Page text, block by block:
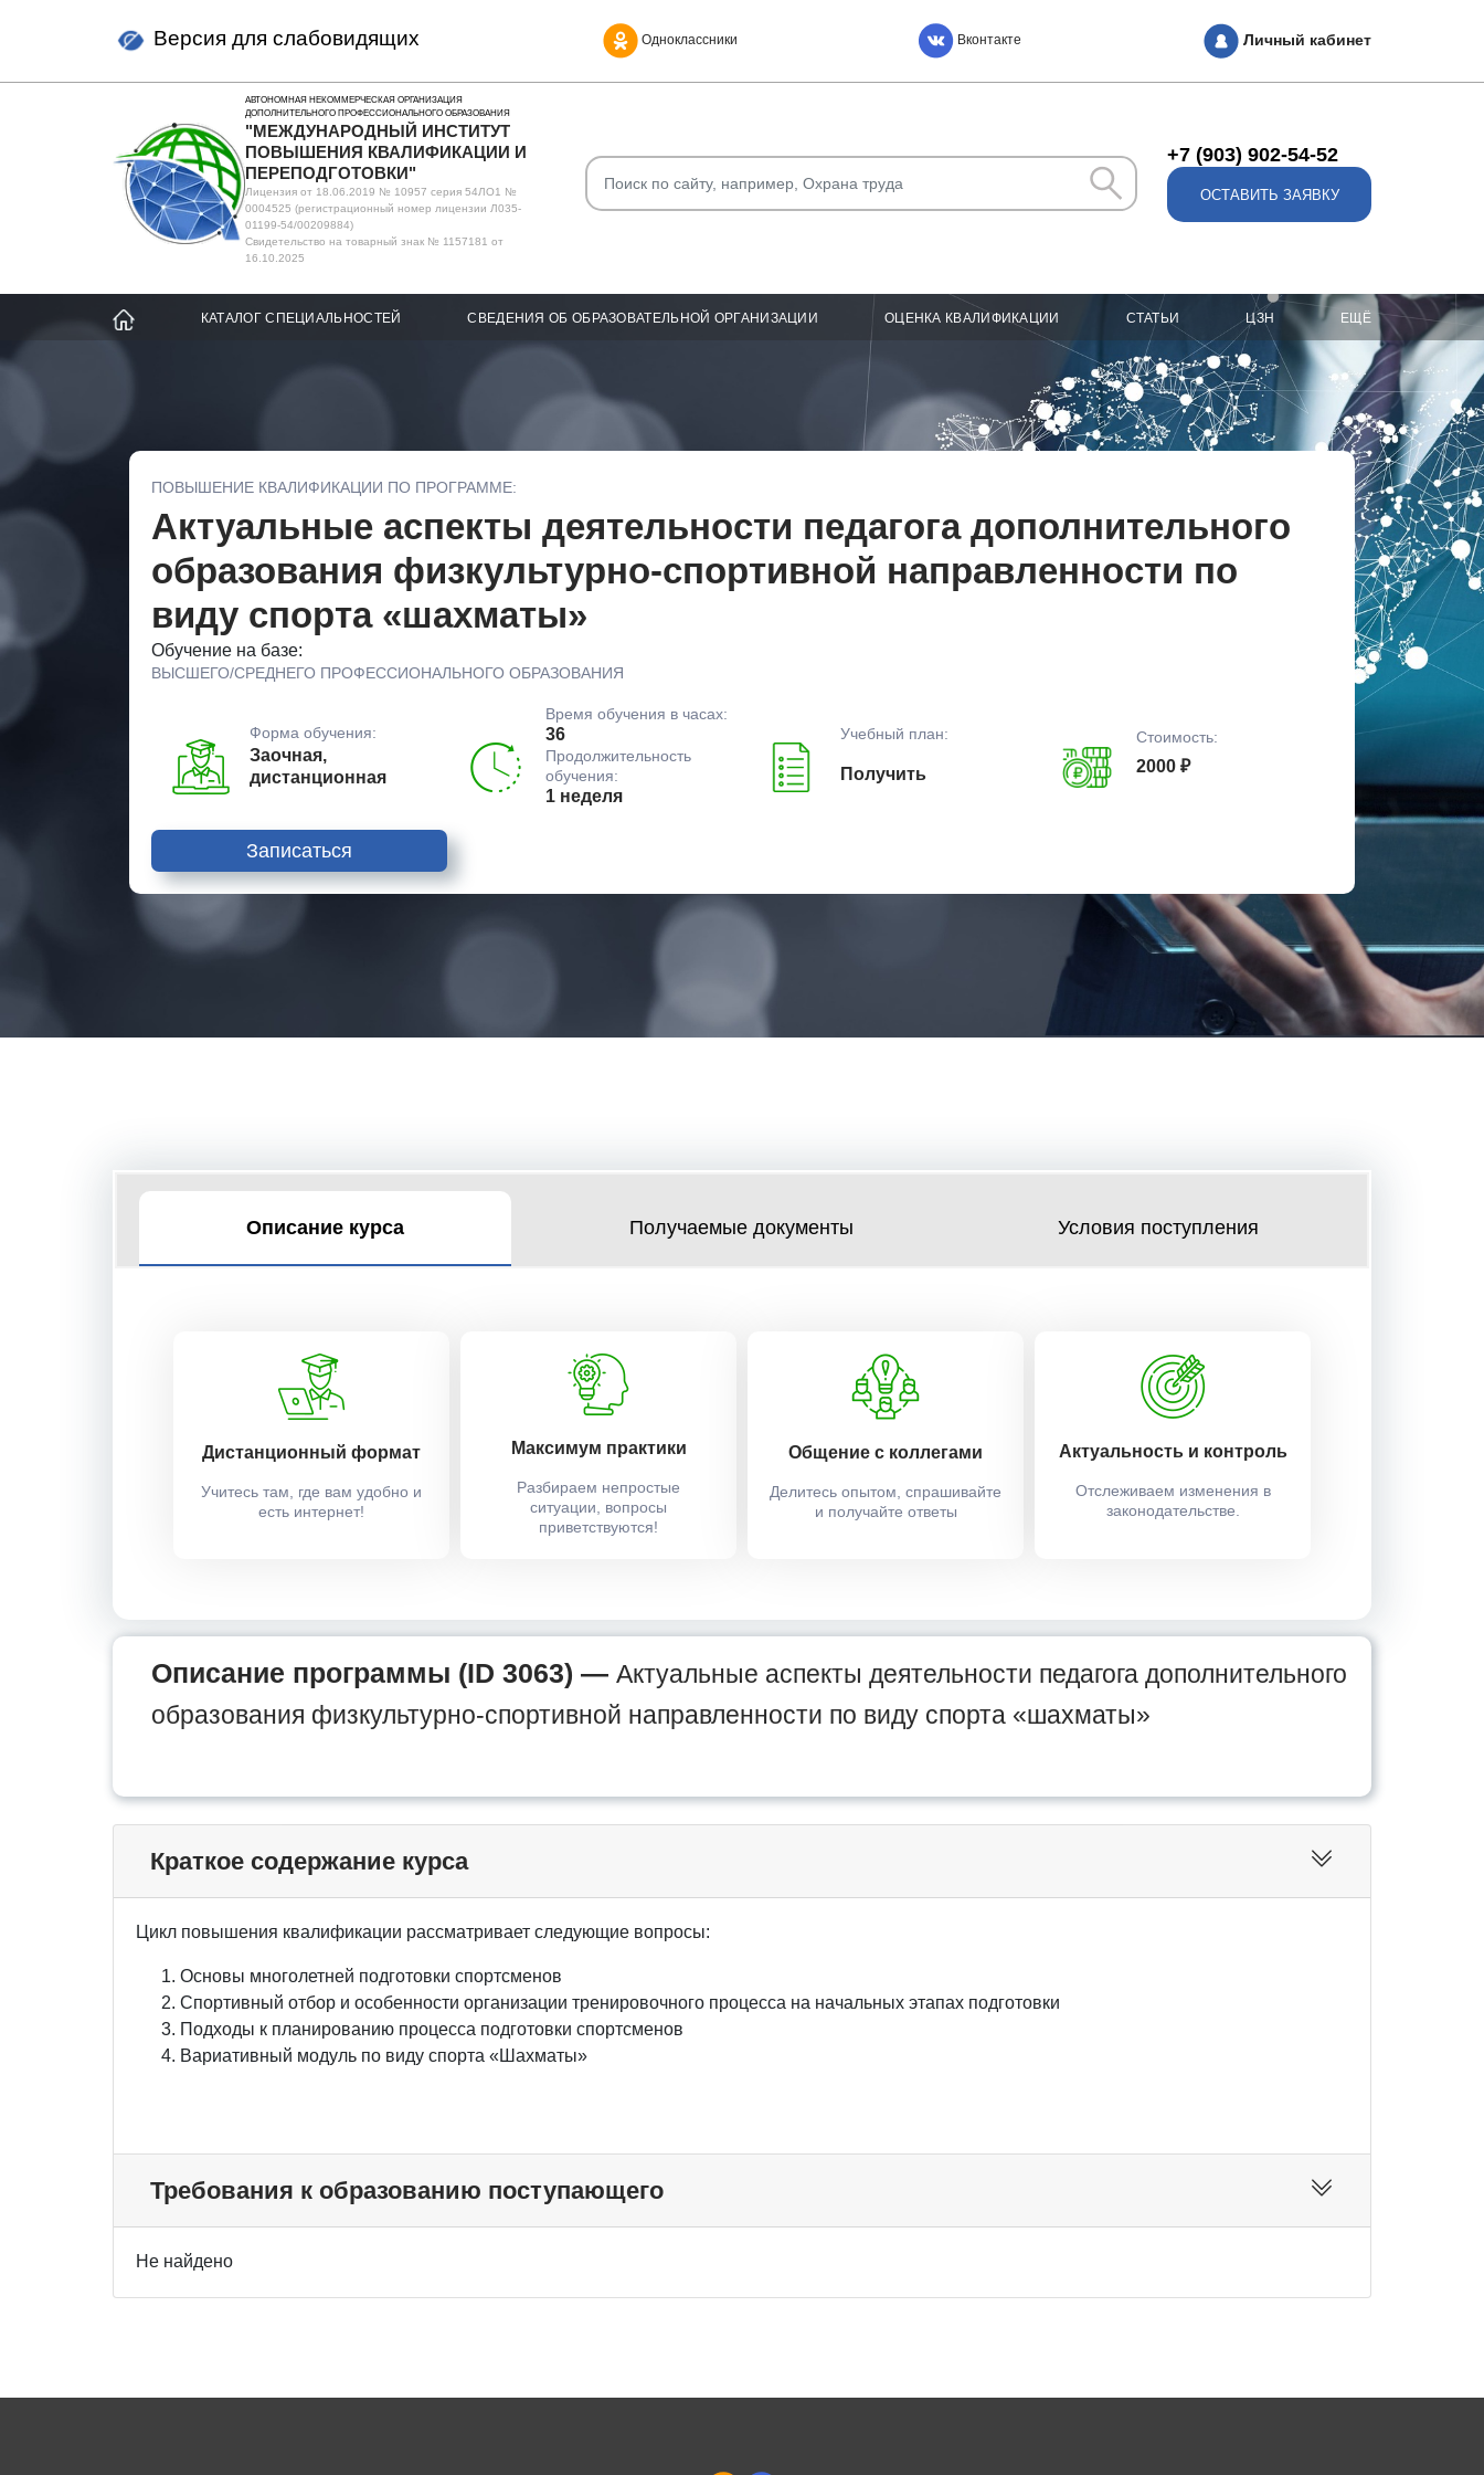
Версия для слабовидящих Одноклассники Вконтакте Личный кабинет
АВТОНОМНАЯ НЕКОММЕРЧЕСКАЯ ОРГАНИЗАЦИЯ
ДОПОЛНИТЕЛЬНОГО ПРОФЕССИОНАЛЬНОГО ОБРАЗОВАНИЯ
"МЕЖДУНАРОДНЫЙ ИНСТИТУТ
ПОВЫШЕНИЯ КВАЛИФИКАЦИИ И
ПЕРЕПОДГОТОВКИ"
Лицензия от 18.06.2019 № 10957 серия 54ЛО1 №
0004525 (регистрационный номер лицензии Л035-
01199-54/00209884)
Свидетельство на товарный знак № 1157181 от
16.10.2025
+7 (903) 902-54-52
ОСТАВИТЬ ЗАЯВКУ
КАТАЛОГ СПЕЦИАЛЬНОСТЕЙ СВЕДЕНИЯ ОБ ОБРАЗОВАТЕЛЬНОЙ ОРГАНИЗАЦИИ ОЦЕНКА КВАЛИФИКАЦИИ СТАТЬИ ЦЗН ЕЩЁ
ПОВЫШЕНИЕ КВАЛИФИКАЦИИ ПО ПРОГРАММЕ:
Актуальные аспекты деятельности педагога дополнительного
образования физкультурно-спортивной направленности по
виду спорта «шахматы»
Обучение на базе:
ВЫСШЕГО/СРЕДНЕГО ПРОФЕССИОНАЛЬНОГО ОБРАЗОВАНИЯ
Форма обучения:
Заочная,
дистанционная
Время обучения в часах:
36
Продолжительность
обучения:
1 неделя
Учебный план:
Получить
Стоимость:
2000 ₽
Записаться
Описание курса Получаемые документы Условия поступления
Дистанционный формат
Учитесь там, где вам удобно и
есть интернет!
Максимум практики
Разбираем непростые
ситуации, вопросы
приветствуются!
Общение с коллегами
Делитесь опытом, спрашивайте
и получайте ответы
Актуальность и контроль
Отслеживаем изменения в
законодательстве.
Описание программы (ID 3063) — Актуальные аспекты деятельности педагога дополнительного
образования физкультурно-спортивной направленности по виду спорта «шахматы»
Краткое содержание курса
Цикл повышения квалификации рассматривает следующие вопросы:
Основы многолетней подготовки спортсменов
Спортивный отбор и особенности организации тренировочного процесса на начальных этапах подготовки
Подходы к планированию процесса подготовки спортсменов
Вариативный модуль по виду спорта «Шахматы»
Требования к образованию поступающего
Не найдено